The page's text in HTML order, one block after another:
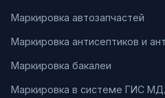
Маркировка автозапчастей
Маркировка антисептиков и
Маркировка бакалеи
Маркировка в системе ГИС